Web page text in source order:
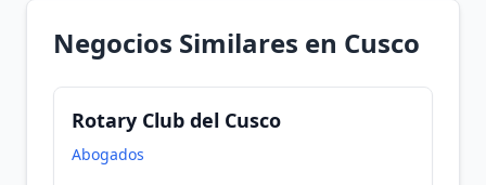
Negocios Similares en Cusco
Rotary Club del Cusco
Abogados